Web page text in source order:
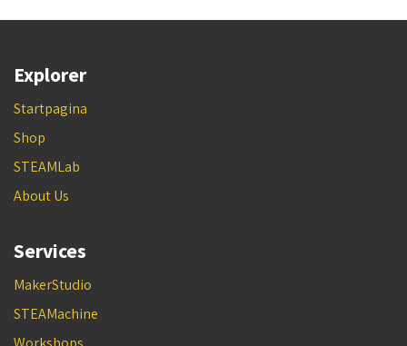
Explorer
Startpagina
Shop
STEAMLab
About Us
Services
MakerStudio
STEAMachine